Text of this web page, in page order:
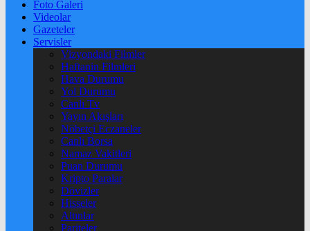
Foto Galeri
Videolar
Gazeteler
Servisler
Vizyondaki Filmler
Haftanin Filmleri
Hava Durumu
Yol Durumu
Canlı Tv
Yayın Akışları
Nöbetçi Eczaneler
Canlı Borsa
Namaz Vakitleri
Puan Durumu
Kripto Paralar
Dövizler
Hisseler
Altınlar
Pariteler